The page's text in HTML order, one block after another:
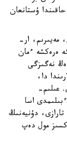
ۇستانعان
مەيىرىم، ار-
ەرەكشە ءمان
ەڭ نەگىزگى
دا،
عىلىم-
اسا
دۇنيەنىڭ
مول دەپ